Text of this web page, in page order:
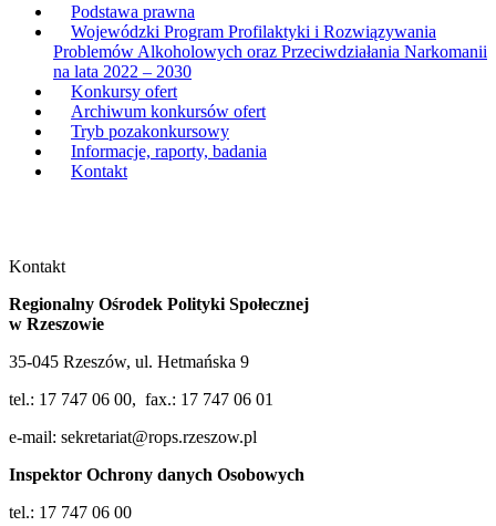
Podstawa prawna
Wojewódzki Program Profilaktyki i Rozwiązywania
Problemów Alkoholowych oraz Przeciwdziałania Narkomanii
na lata 2022 – 2030
Konkursy ofert
Archiwum konkursów ofert
Tryb pozakonkursowy
Informacje, raporty, badania
Kontakt
Kontakt
Regionalny Ośrodek Polityki Społecznej
w Rzeszowie
35-045 Rzeszów, ul. Hetmańska 9
tel.: 17 747 06 00, fax.: 17 747 06 01
e-mail: sekretariat@rops.rzeszow.pl
Inspektor Ochrony danych Osobowych
tel.: 17 747 06 00